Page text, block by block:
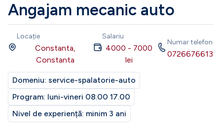
Angajam mecanic auto
Locație
Constanta,
Constanta
Salariu
4000 - 7000
lei
Numar telefon
0726676613
Domeniu: service-spalatorie-auto
Program: luni-vineri 08.00 17.00
Nivel de experiență: minim 3 ani